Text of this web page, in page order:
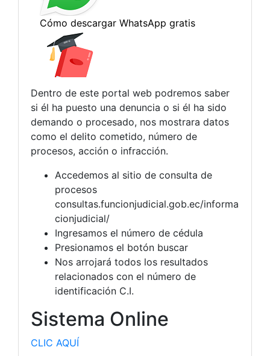
Dentro de este portal web podremos saber
si él ha puesto una denuncia o si él ha sido
demando o procesado, nos mostrara datos
como el delito cometido, número de
procesos, acción o infracción.
Accedemos al sitio de consulta de
procesos
consultas.funcionjudicial.gob.ec/informa
cionjudicial/
Ingresamos el número de cédula
Presionamos el botón buscar
Nos arrojará todos los resultados
relacionados con el número de
identificación C.I.
Sistema Online
CLIC AQUÍ